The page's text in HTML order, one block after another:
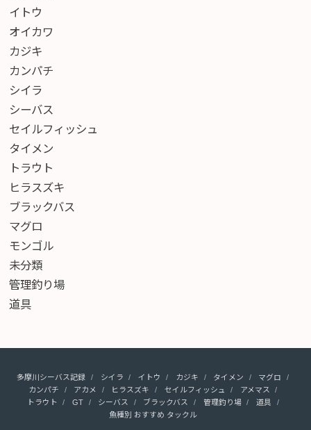
イトウ
オイカワ
カジキ
カンパチ
シイラ
シーバス
セイルフィッシュ
タイメン
トラウト
ヒラスズキ
ブラックバス
マグロ
モンゴル
未分類
管理釣り場
道具
多摩川シーバス記録 シイラ イトウ カジキ タイメン
マグロ
カンパチ
アカメ ヒラスズキ セイルフィッシュ
アメマス
トラウト
GT シーバス ブラックバス 管理釣り場
道具
魚種別 おすすめ タックル